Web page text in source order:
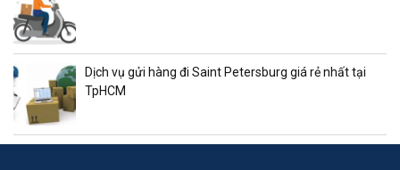
Dịch vụ gửi hàng đi Saint Petersburg giá rẻ nhất tại
TpHCM